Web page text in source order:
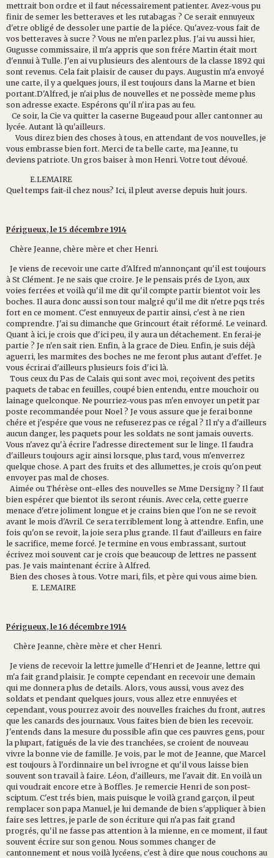
mettrait bon ordre et il faut nécessairement patienter. Avez-vous pu
finir de semer les betteraves et les rutabagas ? Ce serait ennuyeux
d'etre obligé de dessoler une partie de la piéce. Qu'avez-vous fait de
vos betteraves à sucre ? Vous ne m'en parlez plus. J'ai vu aussi hier,
Gugusse commissaire, il m'a appris que son frére Martin était mort
d'ennui à Tulle. J'en ai vu plusieurs des alentours de la classe 1892 qui
sont revenus. Cela fait plaisir de causer du pays. Augustin m'a envoyé
une carte, il y a quelques jours, il est toujours dans la Marne et bien
portant.D'Alfred, je n'ai plus de nouvelles et ne possède meme plus
son adresse exacte. Espérons qu'il n'ira pas au feu.
Ce soir, la Cie va quitter la caserne Bugeaud pour aller cantonner au
lycée. Autant là qu'ailleurs.
Vous direz bien des choses à tous, en attendant de vos nouvelles, je
vous embrasse bien fort. Merci de ta belle carte, ma Jeanne, tu
deviens patriote. Un gros baiser à mon Henri. Votre tout dévoué.
E.LEMAIRE
Quel temps fait-il chez nous? Ici, il pleut averse depuis huit jours.
Périgueux, le 15 décembre 1914
Chère Jeanne, chère mère et cher Henri.
Je viens de recevoir une carte d'Alfred m'annonçant qu'il est toujours
à St Clément. Je ne sais que croire. Je le pensais prés de Lyon, aux
voies ferrées et voilà qu'il me dit qu'il compte partir bientot voir les
boches. Il aura donc aussi son tour malgré qu'il me dit n'etre pqs trés
fort en ce moment. C'est ennuyeux de partir ainsi, c'est à ne rien
comprendre. J'ai su dimanche que Grincourt était réformé. Le veinard.
Quant à ici, je crois que d'ici peu, il y aura un détachement. En ferai-je
partie ? Je n'en sait rien. Enfin, à la grace de Dieu. Enfin, je suis déjà
aguerri, les marmites des boches ne me feront plus autant d'effet. Je
vous écrirai d'ailleurs plusieurs fois d'ici là.
Tous ceux du Pas de Calais qui sont avec moi, reçoivent des petits
paquets de tabac en feuilles, coupé bien entendu, entre mouchoir ou
lainage quelconque. Ne pourriez-vous pas m'en envoyer un petit par
poste recommandée pour Noel ? Je vous assure que je ferai bonne
chére et j'espére que vous ne refuserez pas ce régal ? Il n'y a d'ailleurs
aucun danger, les paquets pour les soldats ne sont jamais ouverts.
Vous n'avez qu'à écrire l'adresse directement sur le linge. Il faudra
d'ailleurs toujours agir ainsi lorsque, plus tard, vous m'enverrez
quelque chose. A part des fruits et des allumettes, je crois qu'on peut
envoyer pas mal de choses.
Aimée ou Thérèse ont-elles des nouvelles se Mme Dersigny ? Il faut
bien espérer que bientot ils seront réunis. Avec cela, cette guerre
menace d'etre joliment longue et je crains bien que l'on ne se revoit
avant le mois d'Avril. Ce sera terriblement long à attendre. Enfin, une
fois qu'on se revoit, la joie sera plus grande. Il faut d'ailleurs en faire
le sacrifice, meme forcé. Je termine en vous embrassant, surtout
écrivez moi souvent car je crois que beaucoup de lettres ne passent
pas. Je vais maintenant écrire à Alfred.
Bien des choses à tous. Votre mari, fils, et père qui vous aime bien.
E. LEMAIRE
Périgueux, le 16 décembre 1914
Chère Jeanne, chère mère et cher Henri.
Je viens de recevoir la lettre jumelle d'Henri et de Jeanne, lettre qui
m'a fait grand plaisir. Je compte cependant en recevoir une demain
qui me donnera plus de details. Alors, vous aussi, vous avez des
soldats et pendant quelques jours, vous allez etre ennuyées et
cependant, vous pourrez avoir des nouvelles fraiches du front, autres
que les canards des journaux. Vous faites bien de bien les recevoir.
J'entends dans la mesure du possible afin que ces pauvres gens, pour
la plupart, fatigués de la vie des tranchées, se croient de nouveau
vivre la bonne vie de famille. Je vois, par le mot de Jeanne, que Marcel
est toujours à l'ordinnaire un bel ivrogne et qu'il vous laisse bien
souvent son travail à faire. Léon, d'ailleurs, me l'avait dit. En voilà un
qui voudrait encore etre à Boffles. Je remercie Henri de son post-
sciptum. C'est trés bien, mais puisque le voilà grand garçon, il peut
remplacer son papa Manuel, je lui demande de bien s'appliquer à bien
faire ses lettres, je parle de son écriture qui n'a pas fait grand
progrés, qu'il ne fasse pas attention à la mienne, en ce moment, il faut
souvent écrire sur son genou. Nous sommes changer de
cantonnement et nous voilà lycéens, c'est à dire que nous couchons au